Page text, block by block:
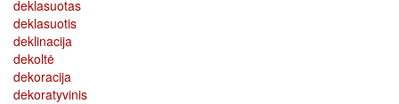
deklasuotas
deklasuotis
deklinacija
dekoltė
dekoracija
dekoratyvinis